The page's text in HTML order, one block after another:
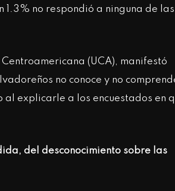
1.3% no respondió a ninguna de las
(UCA), manifestó
no conoce y no
al explicarle a los encuestados en
del desconocimiento sobre las